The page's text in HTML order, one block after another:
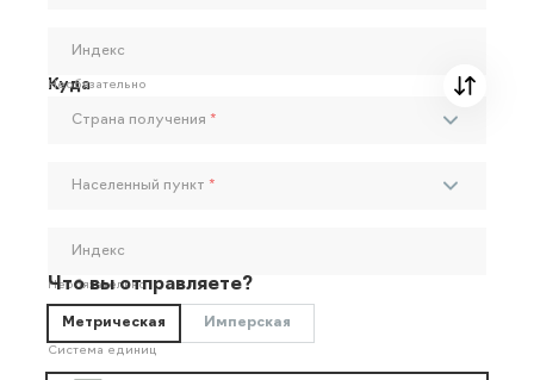
Индекс
Необязательно
Куда
Страна получения *
Населенный пункт *
Индекс
Необязательно
Что вы отправляете?
Метрическая Имперская
Система единиц